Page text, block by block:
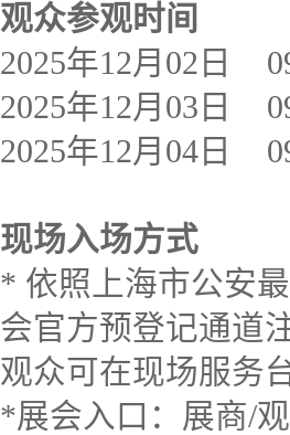
观众参观时间
2025年12月02日
2025年12月03日
2025年12月04日
现场入场方式
* 依照上海市公安
会官方预登记通道
观众可在现场服务
*展会入口：展商/